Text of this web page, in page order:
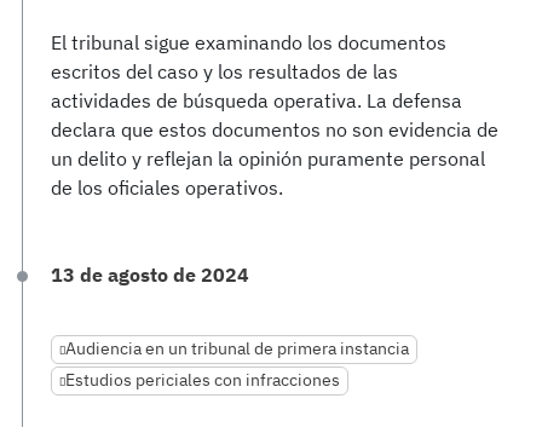
El tribunal sigue examinando los documentos
escritos del caso y los resultados de las
actividades de búsqueda operativa. La defensa
declara que estos documentos no son evidencia de
un delito y reflejan la opinión puramente personal
de los oficiales operativos.
13 de agosto de 2024
Audiencia en un tribunal de primera instancia
Estudios periciales con infracciones